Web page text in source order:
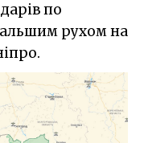
по
рухом на